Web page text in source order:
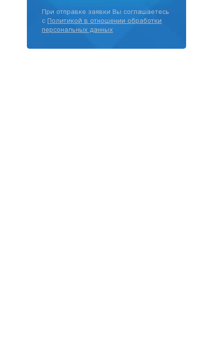
При отправке заявки Вы соглашаетесь
с Политикой в отношении обработки
персональных данных